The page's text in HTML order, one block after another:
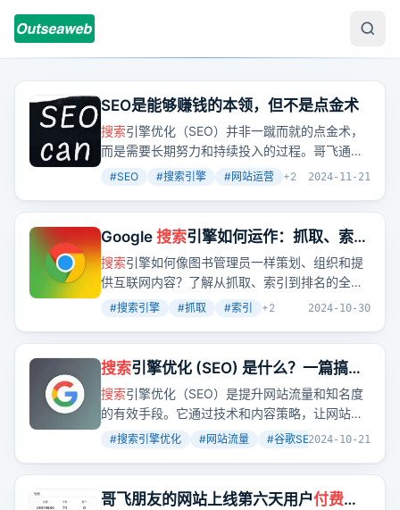
SEO是能够赚钱的本领，但不是点金术
搜索引擎优化（SEO）并非一蹴而就的点金术，
而是需要长期努力和持续投入的过程。哥飞通过
文章告诉我们，SEO的实质在于帮助
搜索 引擎完
#SEO #搜索引擎 #网站运营 +2 2024-11-21
Google 搜索引擎如何运作：抓取、索
引、排名等
搜索引擎如何像图书管理员一样策划、组织和提
供互联网内容？了解从抓取、索引到排名的全过
程，掌握让网站内容被正确编入索引并提升排名
#搜索引擎 #抓取 #索引 +2 2024-10-30
搜索引擎优化 (SEO) 是什么？一篇搞懂
谷歌SEO 基础观念
搜索引擎优化（SEO）是提升网站流量和知名度
的有效手段。它通过技术和内容策略，让网站更
容易被搜索引擎收录并排名靠前。但SEO并非一
#搜索引擎优化 #网站流量 #谷歌SEO +2
2024-10-21
哥飞朋友的网站上线第六天用户付费